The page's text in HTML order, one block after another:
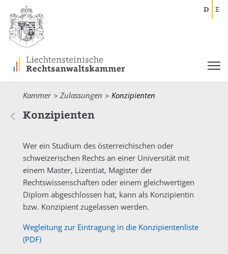
D E
Kammer Zulassungen Current:
Konzipienten
Konzipienten
Wer ein Studium des österreichischen oder
schweizerischen Rechts an einer Universität mit
einem Master, Lizentiat, Magister der
Rechtswissenschaften oder einem gleichwertigen
Diplom abgeschlossen hat, kann als Konzipientin
bzw. Konzipient zugelassen werden.
Wegleitung zur Eintragung in die Konzipientenliste
(PDF)